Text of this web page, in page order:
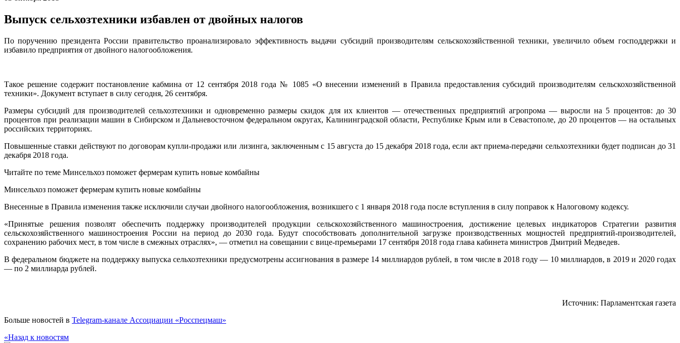
Выпуск сельхозтехники избавлен от двойных налогов
По поручению президента России правительство проанализировало эффективность выдачи субсидий производителям сельскохозяйственной техники, увеличило объем господдержки и
избавило предприятия от двойного налогообложения.
Такое решение содержит постановление кабмина от 12 сентября 2018 года № 1085 «О внесении изменений в Правила предоставления субсидий производителям сельскохозяйственной
техники». Документ вступает в силу сегодня, 26 сентября.
Размеры субсидий для производителей сельхозтехники и одновременно размеры скидок для их клиентов — отечественных предприятий агропрома — выросли на 5 процентов: до 30
процентов при реализации машин в Сибирском и Дальневосточном федеральном округах, Калининградской области, Республике Крым или в Севастополе, до 20 процентов — на остальных
российских территориях.
Повышенные ставки действуют по договорам купли-продажи или лизинга, заключенным с 15 августа до 15 декабря 2018 года, если акт приема-передачи сельхозтехники будет подписан до 31
декабря 2018 года.
Читайте по теме Минсельхоз поможет фермерам купить новые комбайны
Минсельхоз поможет фермерам купить новые комбайны
Внесенные в Правила изменения также исключили случаи двойного налогообложения, возникшего с 1 января 2018 года после вступления в силу поправок к Налоговому кодексу.
«Принятые решения позволят обеспечить поддержку производителей продукции сельскохозяйственного машиностроения, достижение целевых индикаторов Стратегии развития
сельскохозяйственного машиностроения России на период до 2030 года. Будут способствовать дополнительной загрузке производственных мощностей предприятий-производителей,
сохранению рабочих мест, в том числе в смежных отраслях», — отметил на совещании с вице-премьерами 17 сентября 2018 года глава кабинета министров Дмитрий Медведев.
В федеральном бюджете на поддержку выпуска сельхозтехники предусмотрены ассигнования в размере 14 миллиардов рублей, в том числе в 2018 году — 10 миллиардов, в 2019 и 2020 годах
— по 2 миллиарда рублей.
Источник: Парламентская газета
Больше новостей в Telegram-канале Ассоциации «Росспецмаш»
«Назад к новостям